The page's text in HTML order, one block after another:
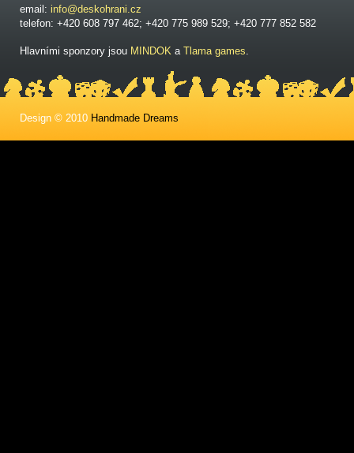
email: info@deskohrani.cz
telefon: +420 608 797 462; +420 775 989 529; +420 777 852 582
Hlavními sponzory jsou MINDOK a Tlama games.
Design © 2010 Handmade Dreams